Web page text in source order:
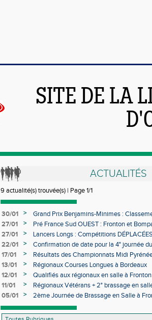
SITE DE LA
ACTUALITÉS
9 actualité(s) trouvée(s) | Page 1/1
30/01 >
Grand Prix Benjamins-Minimes :
27/01
>
Pré France Sud OUEST : Fronton et
27/01
>
Lancers Longs : Compétitions
22/01
>
Confirmation de date pour la 4° journée
Minimes à Saint Girons
17/01 >
Résultats des Championnats Midi
13/01
>
Régionaux Courses Longues à Bordeaux
12/01
>
Qualifiés aux régionaux en salle à
11/01
>
Régionaux Vétérans + 2° brassage en
05/01
>
2ème Journée de Brassage en Salle à